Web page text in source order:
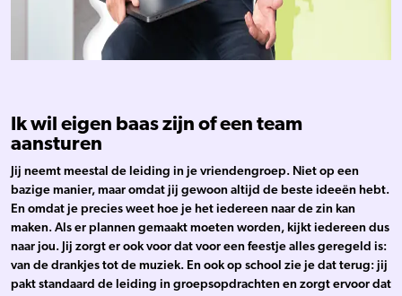
Ik wil eigen baas zijn of een team
aansturen
Jij neemt meestal de leiding in je vriendengroep. Niet op een
bazige manier, maar omdat jij gewoon altijd de beste ideeën hebt.
En omdat je precies weet hoe je het iedereen naar de zin kan
maken. Als er plannen gemaakt moeten worden, kijkt iedereen dus
naar jou. Jij zorgt er ook voor dat voor een feestje alles geregeld is:
van de drankjes tot de muziek. En ook op school zie je dat terug: jij
pakt standaard de leiding in groepsopdrachten en zorgt ervoor dat